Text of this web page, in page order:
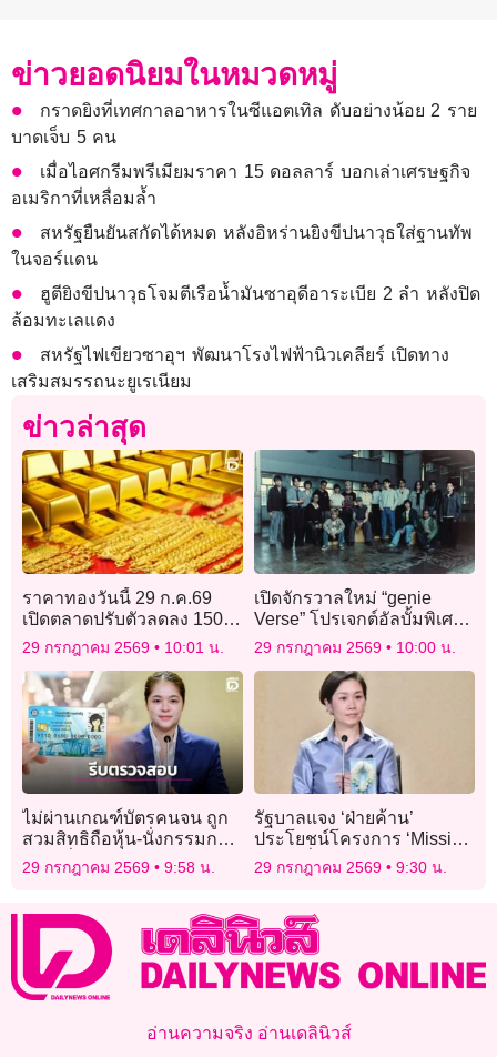
ข่าวยอดนิยมในหมวดหมู่
กราดยิงที่เทศกาลอาหารในซีแอตเทิล ดับอย่างน้อย 2 ราย
บาดเจ็บ 5 คน
เมื่อไอศกรีมพรีเมียมราคา 15 ดอลลาร์ บอกเล่าเศรษฐกิจ
อเมริกาที่เหลื่อมล้ำ
สหรัฐยืนยันสกัดได้หมด หลังอิหร่านยิงขีปนาวุธใส่ฐานทัพ
ในจอร์แดน
ฮูตียิงขีปนาวุธโจมตีเรือน้ำมันซาอุดีอาระเบีย 2 ลำ หลังปิด
ล้อมทะเลแดง
สหรัฐไฟเขียวซาอุฯ พัฒนาโรงไฟฟ้านิวเคลียร์ เปิดทาง
เสริมสมรรถนะยูเรเนียม
ข่าวล่าสุด
ราคาทองวันนี้ 29 ก.ค.69
เปิดตลาดปรับตัวลดลง 150
บาท
29 กรกฎาคม 2569 10:01 น.
เปิดจักรวาลใหม่ “genie
Verse” โปรเจกต์อัลบั้มพิเศษ
ชวนศิลปินรุ่นใหม่ตีความ
เพลงฮิตในตำนาน
29 กรกฎาคม 2569 10:00 น.
ไม่ผ่านเกณฑ์บัตรคนจน ถูก
สวมสิทธิถือหุ้น-นั่งกรรมการ
ให้รีบยื่นตรวจสอบ
29 กรกฎาคม 2569 9:58 น.
รัฐบาลแจง ‘ฝ่ายค้าน’
ประโยชน์โครงการ ‘Missing
Link’ เชื่อมรถไฟชุมพร-
29 กรกฎาคม 2569 9:30 น.
อ่านความจริง อ่านเดลินิวส์